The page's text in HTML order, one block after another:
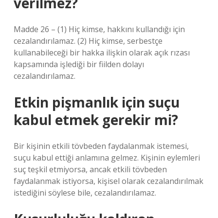
Madde 26 – (1) Hiç kimse, hakkını kullandığı için
cezalandırılamaz. (2) Hiç kimse, serbestçe
kullanabileceği bir hakka ilişkin olarak açık rızası
kapsamında işlediği bir fiilden dolayı
cezalandırılamaz.
Etkin pişmanlık için suçu
kabul etmek gerekir mi?
Bir kişinin etkili tövbeden faydalanmak istemesi,
suçu kabul ettiği anlamına gelmez. Kişinin eylemleri
suç teşkil etmiyorsa, ancak etkili tövbeden
faydalanmak istiyorsa, kişisel olarak cezalandırılmak
istediğini söylese bile, cezalandırılamaz.